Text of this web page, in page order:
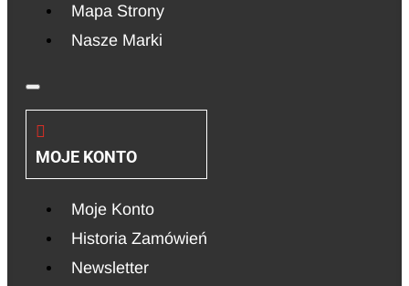
Mapa Strony
Nasze Marki
MOJE KONTO
Moje Konto
Historia Zamówień
Newsletter